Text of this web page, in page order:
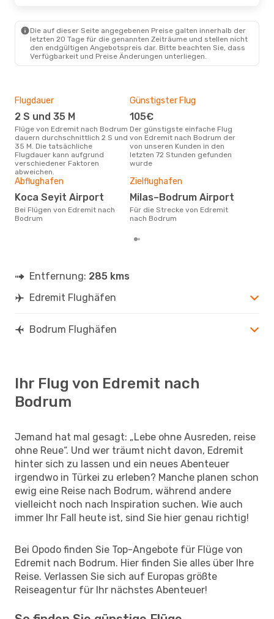
Die auf dieser Seite angegebenen Preise galten innerhalb der
letzten 20 Tage für die genannten Zeiträume und stellen nicht
den endgültigen Angebotspreis dar. Bitte beachten Sie, dass
Verfügbarkeit und Preise Änderungen unterliegen.
Flugdauer
2 S und 35 M
Flüge von Edremit nach Bodrum
dauern durchschnittlich 2 S und
35 M. Die tatsächliche
Flugdauer kann aufgrund
verschiedener Faktoren
abweichen.
Günstigster Flug
105€
Der günstigste einfache Flug
von Edremit nach Bodrum der
von unseren Kunden in den
letzten 72 Stunden gefunden
wurde
Abflughafen
Koca Seyit Airport
Bei Flügen von Edremit nach
Bodrum
Zielflughafen
Milas–Bodrum Airport
Für die Strecke von Edremit
nach Bodrum
Entfernung: 285 kms
Edremit Flughäfen
Bodrum Flughäfen
Ihr Flug von Edremit nach
Bodrum
Jemand hat mal gesagt: „Lebe ohne Ausreden, reise
ohne Reue“. Und wer träumt nicht davon, Edremit
hinter sich zu lassen und ein neues Abenteuer
irgendwo in Türkei zu erleben? Manche planen schon
ewig eine Reise nach Bodrum, während andere
vielleicht noch nach Inspiration suchen. Wie auch
immer Ihr Fall heute ist, sind Sie hier genau richtig!
Bei Opodo finden Sie Top-Angebote für Flüge von
Edremit nach Bodrum. Hier finden Sie alles über Ihre
Reise. Verlassen Sie sich auf Europas größte
Reiseagentur für Ihr nächstes Abenteuer!